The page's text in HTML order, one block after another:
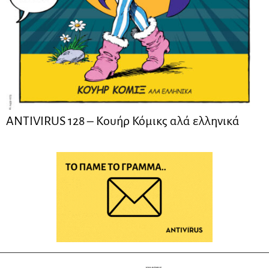
ANTIVIRUS 128 – Kουήρ Κόμικς αλά ελληνικά